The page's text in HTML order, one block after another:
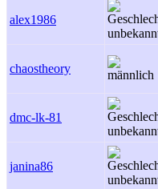
alex1986
chaostheory
dmc-lk-81
janina86